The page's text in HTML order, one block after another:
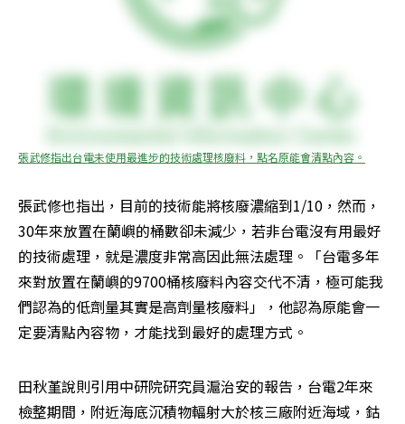
張武修指出台電未使用最進步的技術處理核廢料，點名原能會清點內容。
張武修也指出，目前的技術能將核廢濃縮到1/10，然而，
30年來放置在蘭嶼的桶數卻未減少，若非台電沒有用最好
的技術處理，就是濃度非常高因此無法處理。「台電多年
來對放置在蘭嶼的9700桶核廢料內容交代不清，極可能我
們認為的低劑量其實是高劑量核廢料」，他認為原能會一
定要清點內容物，才能找到最好的處理方式。
田秋堇說則引用中研院研究員滬治安的報告，台電2年來
檢整期間，附近海底沉積物輻射大於核三廠附近海域，鈷